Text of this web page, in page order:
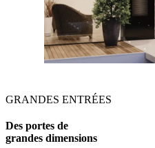
GRANDES ENTRÉES
Des portes de
grandes dimensions